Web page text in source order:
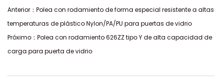
Anterior：Polea con rodamiento de forma especial resistente a altas
temperaturas de plástico Nylon/PA/PU para puertas de vidrio
Próximo：Polea con rodamiento 626ZZ tipo Y de alta capacidad de
carga para puerta de vidrio